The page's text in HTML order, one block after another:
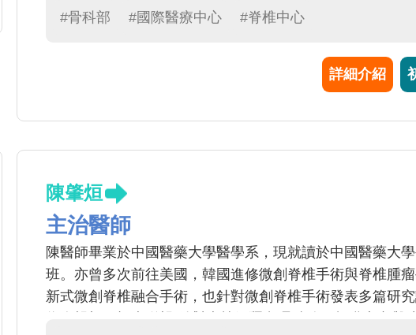
脊柱手術論文於國際期刊。
#骨科部 #國際醫療中心 #脊椎中心
詳細介紹
陳肇烜
主治醫師
陳醫師畢業於中國醫藥大學醫學系，現就讀於中國醫藥大
班。亦曾多次前往美國，韓國進修微創脊椎手術與脊椎腫
新式微創脊椎融合手術，也針對微創脊椎手術發表多篇研究